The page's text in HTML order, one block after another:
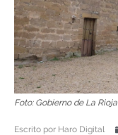
Foto: Gobierno de La Rioja
Escrito por Haro Digital